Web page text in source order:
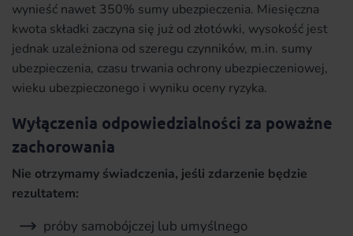
wynieść nawet 350% sumy ubezpieczenia. Miesięczna
kwota składki zaczyna się już od złotówki, wysokość jest
jednak uzależniona od szeregu czynników, m.in. sumy
ubezpieczenia, czasu trwania ochrony ubezpieczeniowej,
wieku ubezpieczonego i wyniku oceny ryzyka.
Wyłączenia odpowiedzialności za poważne
zachorowania
Nie otrzymamy świadczenia, jeśli zdarzenie będzie
rezultatem:
próby samobójczej lub umyślnego